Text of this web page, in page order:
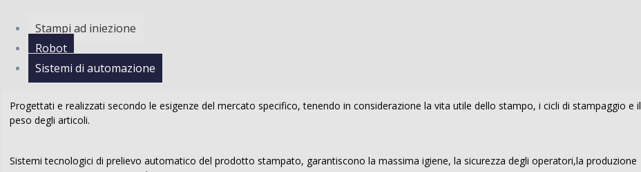
Stampi ad iniezione
Robot
Sistemi di automazione
Progettati e realizzati secondo le esigenze del mercato specifico, tenendo in considerazione la vita utile dello stampo, i cicli di stampaggio e il
peso degli articoli.
Sistemi tecnologici di prelievo automatico del prodotto stampato, garantiscono la massima igiene, la sicurezza degli operatori,la produzione